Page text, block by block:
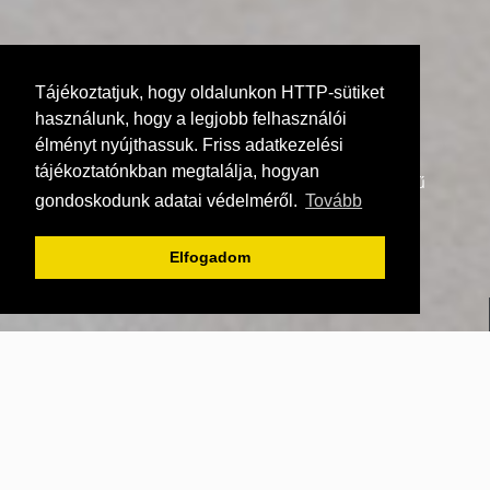
Tájékoztatjuk, hogy oldalunkon HTTP-sütiket
használunk, hogy a legjobb felhasználói
élményt nyújthassuk. Friss adatkezelési
tájékoztatónkban megtalálja, hogyan
gondoskodunk adatai védelméről. Tovább
Elfogadom
SHIP2 Logisztikai Szolgáltató Korlátolt Felelősségű
Társaság
1139 Budapest
Béke tér 7. Fsz. 2. ajtó
MAGYARORSZÁG